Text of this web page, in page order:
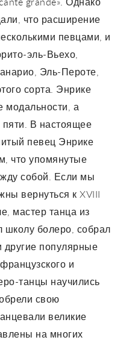
что расширение
певцами, и
эль-Вьехо,
Эль-Пероте,
сорта. Энрике
модальности, а
В настоящее
певец Энрике
что упомянутые
собой. Если мы
вернуться к XVIII
мастер танца из
школу болеро, собрал
другие популярные
и
танцы научились
свою
великие
на многих